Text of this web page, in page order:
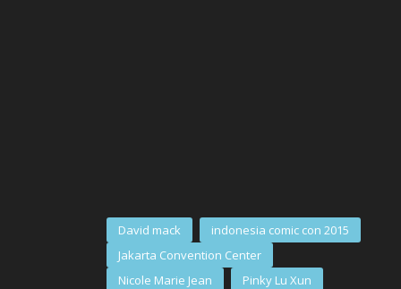
David mack
indonesia comic con 2015
Jakarta Convention Center
Nicole Marie Jean
Pinky Lu Xun